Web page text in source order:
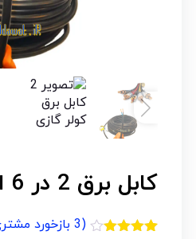
کابل برق 2 در 6 البرز افشان
(
3 بازخورد